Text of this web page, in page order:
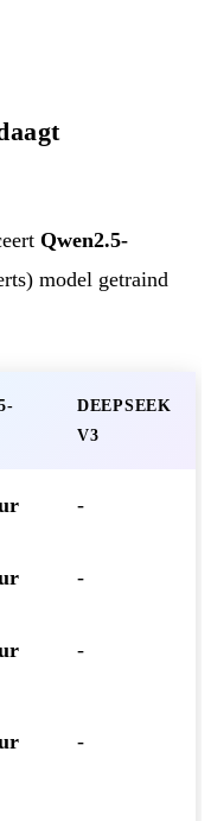
Qwen2.5-
model getraind
DEEPSEEK
V3
-
-
-
-